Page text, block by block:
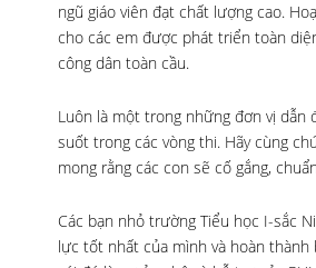
ngũ giáo viên đạt chất lượng cao.
cho các em được phát triển toàn
công dân toàn cầu.
Luôn là một trong những đơn vị dẫn
suốt trong các vòng thi. Hãy cùng
mong rằng các con sẽ cố gắng,
Các bạn nhỏ trường Tiểu học I-sắc
lực tốt nhất của mình và hoàn